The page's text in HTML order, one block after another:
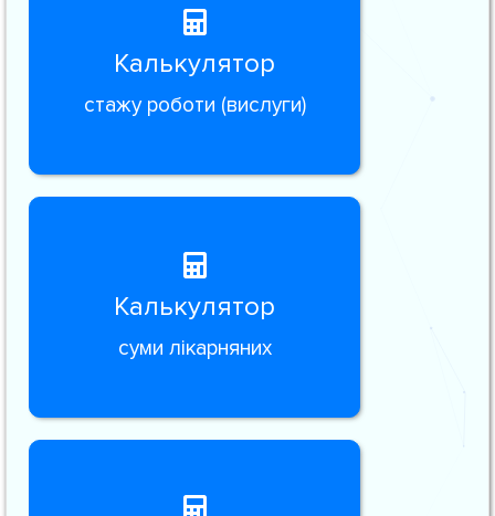
Калькулятор
стажу роботи (вислуги)
Калькулятор
суми лікарняних